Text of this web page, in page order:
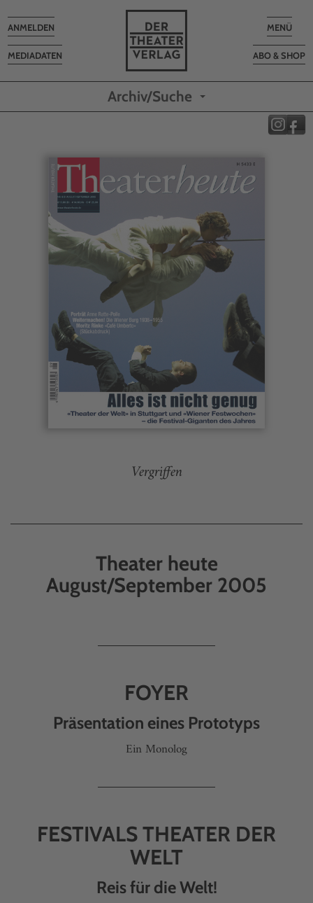
Toggle
MENÜ
ABO & SHOP
MEDIADATEN
Toggle
navigation
ANMELDEN
Archiv/Suche
Vergriffen
Theater heute
August/September 2005
FOYER
Präsentation eines Prototyps
Ein Monolog
FESTIVALS THEATER DER
WELT
Reis für die Welt!